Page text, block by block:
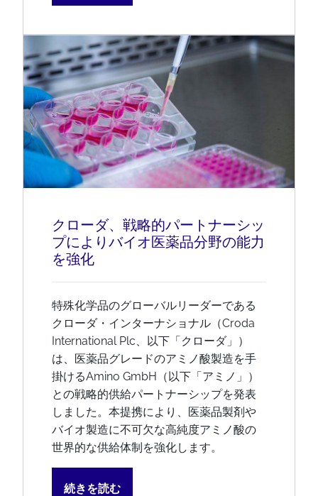
クローダ、戦略的パートナーシッ
プによりバイオ医薬品分野の能力
を強化
特殊化学品のグローバルリーダーである
クローダ・インターナショナル（Croda
International Plc、以下「クローダ」）
は、医薬品グレードのアミノ酸製造を手
掛けるAmino GmbH（以下「アミノ」）
との戦略的供給パートナーシップを発表
しました。本提携により、医薬品製剤や
バイオ製造に不可欠な高純度アミノ酸の
世界的な供給体制を強化します。
続きを読む